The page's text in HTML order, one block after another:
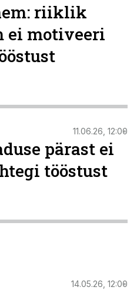
riiklik
ei motiveeri
11.06.26, 12:00
pärast ei
tööstust
14.05.26, 12:00